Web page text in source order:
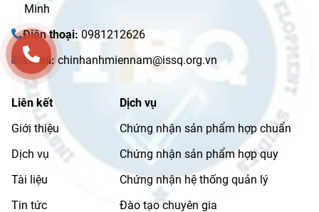
Minh
Điện thoại: 0981212626
Email:chinhanhmiennam@issq.org.vn
Liên kết
Giới thiệu
Dịch vụ
Tài liệu
Tin tức
Dịch vụ
Chứng nhận sản phẩm hợp chuẩn
Chứng nhận sản phẩm hợp quy
Chứng nhận hệ thống quản lý
Đào tạo chuyên gia